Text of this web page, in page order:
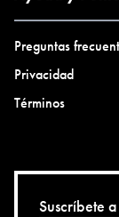
Preguntas
Privacidad
Términos
Suscríbete